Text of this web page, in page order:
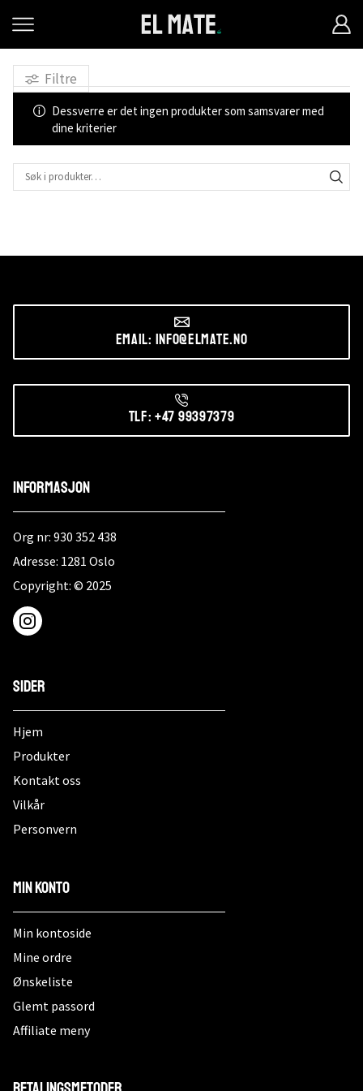
Filtre
Dessverre er det ingen produkter som samsvarer med
dine kriterier
Email: info@elmate.no
Tlf: +47 99397379
Informasjon
Org nr: 930 352 438
Adresse: 1281 Oslo
Copyright: © 2025
Sider
Hjem
Produkter
Kontakt oss
Vilkår
Personvern
Min konto
Min kontoside
Mine ordre
Ønskeliste
Glemt passord
Affiliate meny